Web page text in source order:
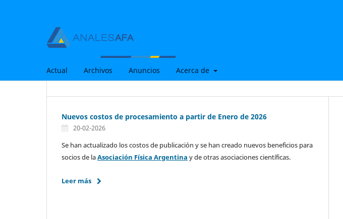
Actual Archivos Anuncios Acerca de
Nuevos costos de procesamiento a partir de Enero de 2026
20-02-2026
Se han actualizado los costos de publicación y se han creado nuevos beneficios para
socios de laAsociación Física Argentina y de otras asociaciones científicas.
Leer más